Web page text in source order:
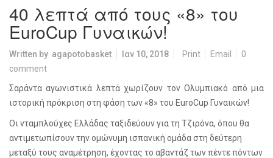
40 λεπτά από τους «8» του
EuroCup Γυναικών!
Written by agapotobasket Ιαν 10, 2018 Print Email
0
comment
Σαράντα αγωνιστικά λεπτά χωρίζουν τον Ολυμπιακό από μια
ιστορική πρόκριση στη φάση των «8» του EuroCup Γυναικών!
Οι νταμπλούχες Ελλάδας ταξιδεύουν για τη Τζιρόνα, όπου θα
αντιμετωπίσουν την ομώνυμη ισπανική ομάδα στη δεύτερη
μεταξύ τους αναμέτρηση, έχοντας το αβαντάζ των πέντε πόντων